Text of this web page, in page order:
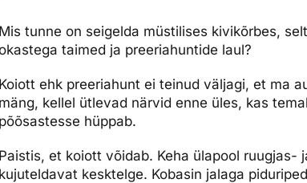
Mis tunne on seigelda müstilises kivikõrbes,
taimed ja preeriahuntide laul?
Koiott ehk preeriahunt ei teinud väljagi, et ma
mäng, kellel ütlevad närvid enne üles, kas
põõsastesse hüppab.
Paistis, et koiott võidab. Keha ülapool
kujuteldavat kesktelge. Kobasin jalaga